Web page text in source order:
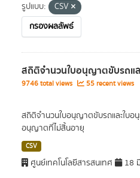
รูปแบบ:
CSV
กรองผลลัพธ์
สถิติจำนวนใบอนุญาตขับรถแ
9746 total views 55 recent views
สถิติจำนวนใบอนุญาตขับรถและใบอ
อนุญาตที่ไม่สิ้นอายุ
CSV
ศูนย์เทคโนโลยีสารสนเทศ 18